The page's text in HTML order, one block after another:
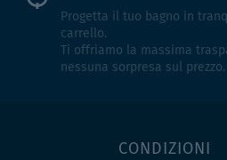
Progetta il tuo bagno in
carrello.
Ti offriamo la massima
nessuna sorpresa sul prezzo.
CONDIZIONI